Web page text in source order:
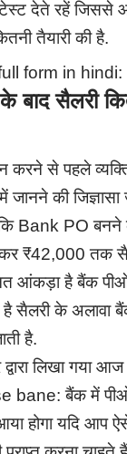
देते रहें जिससे
तैयारी की है.
form in hindi:
सैलरी
करने से पहले
की जिज्ञासा
Bank PO
₹42,000 तक
आंकड़ा है बैंक पीओ
है सैलरी के अलावा
है.
लिखा गया
bane: बैंक में
होगा यदि आप